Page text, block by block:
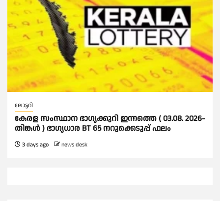
ലോട്ടറി
കേരള സംസ്ഥാന ഭാഗ്യക്കുറി ഇന്നത്തെ ( 03.08. 2026-
തിങ്കൾ ) ഭാഗ്യധാര BT 65 നറുക്കെടുപ്പ് ഫലം
3 days ago news desk